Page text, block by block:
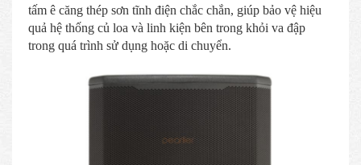
tấm ê căng thép sơn tĩnh điện chắc chắn, giúp bảo vệ hiệu
quả hệ thống củ loa và linh kiện bên trong khỏi va đập
trong quá trình sử dụng hoặc di chuyển.